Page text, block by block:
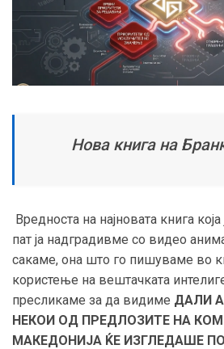
Нова книга на
Вредноста на најновата книга
пат ја надградивме со видео
сакаме, она што го пишуваме во
користење на вештачката
пресликаме за да видиме ДАЛИ
НЕКОИ ОД ПРЕДЛОЗИТЕ НА
МАКЕДОНИЈА ЌЕ ИЗГЛЕДАШЕ